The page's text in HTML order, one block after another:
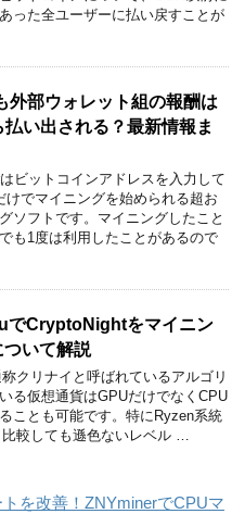
った全ユーザーに払い戻すことが
外部ウォレット組の報酬は
い出される？最新情報ま
ビットコインアドレスを入力して
けでマイニングを始められる超お
ソフトです。マイニングしたこと
も1度は利用したことがあるので
でCryptoNightをマイニン
ついて解説
クリナイと呼ばれているアルゴリ
る仮想通貨はGPUだけでなくCPU
ことも可能です。特にRyzen系統
較しても遜色ないレベル …
を改善！ZNYminerでCPUマ